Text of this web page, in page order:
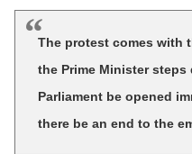
The protest comes with
the Prime Minister
Parliament be opened
there be an end to the